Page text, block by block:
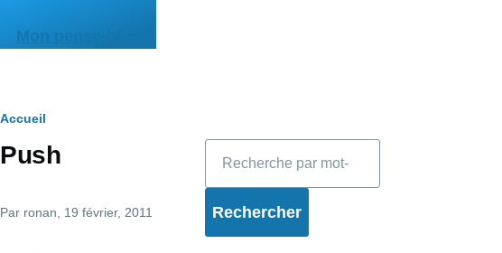
Mon pense-bête
Fil
d'Ariane
Accueil
Push
Par ronan , 19 février, 2011